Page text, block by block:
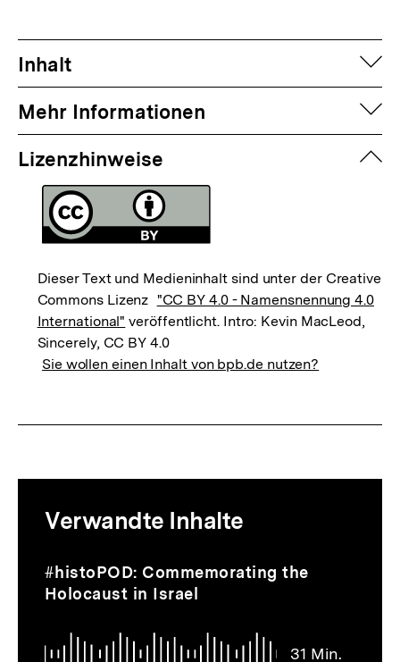
Inhalt
Mehr Informationen
Lizenzhinweise
Dieser Text und Medieninhalt sind unter der Creative
Commons Lizenz "CC BY 4.0 - Namensnennung 4.0
International" veröffentlicht. Intro: Kevin MacLeod,
Sincerely, CC BY 4.0
Sie wollen einen Inhalt von bpb.de nutzen?
zur
Thematik
Verwandte Inhalte
Inhaltskarussell
überspringen
31 Min.
Audio
Dauer
31
#histoPOD: Commemorating the
Holocaust in Israel